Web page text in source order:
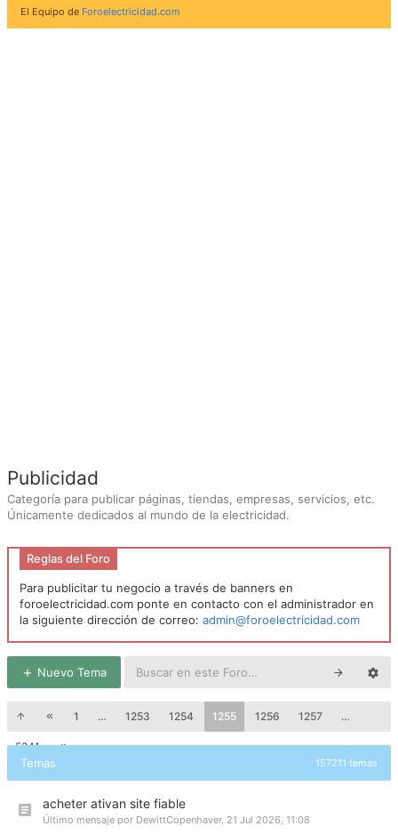
El Equipo de Foroelectricidad.com
Publicidad
Categoría para publicar páginas, tiendas, empresas, servicios, etc.
Únicamente dedicados al mundo de la electricidad.
Reglas del Foro
Para publicitar tu negocio a través de banners en
foroelectricidad.com ponte en contacto con el administrador en
la siguiente dirección de correo: admin@foroelectricidad.com
Nuevo Tema
1 … 1253 1254 1255 1256 1257 …
5241
Temas 157211 temas
acheter ativan site fiable
Último mensaje por DewittCopenhaver, 21 Jul 2026, 11:08